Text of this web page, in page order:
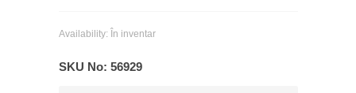
Availability: În inventar
SKU No: 56929